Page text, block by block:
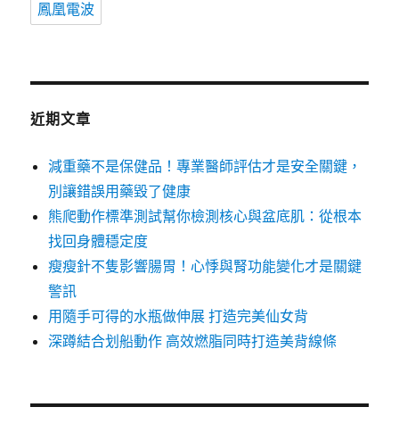
鳳凰電波
近期文章
減重藥不是保健品！專業醫師評估才是安全關鍵，
別讓錯誤用藥毀了健康
熊爬動作標準測試幫你檢測核心與盆底肌：從根本
找回身體穩定度
瘦瘦針不隻影響腸胃！心悸與腎功能變化才是關鍵
警訊
用隨手可得的水瓶做伸展 打造完美仙女背
深蹲結合划船動作 高效燃脂同時打造美背線條